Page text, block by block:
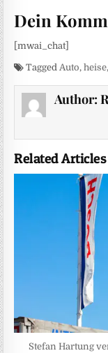
Dein
[mwai_chat]
TaggedAuto,heise
Author:
Related Articles
Stefan Hartung